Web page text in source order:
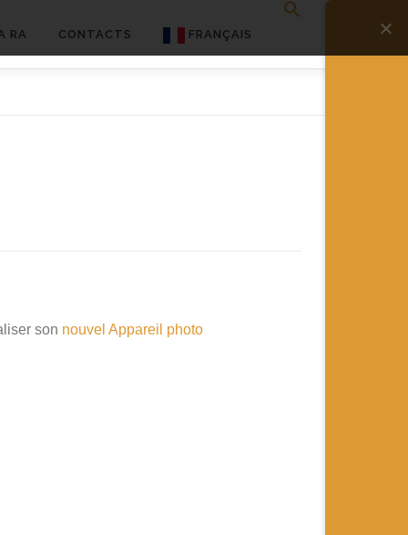
RA CONTACTS FRANÇAIS
son nouvel Appareil photo